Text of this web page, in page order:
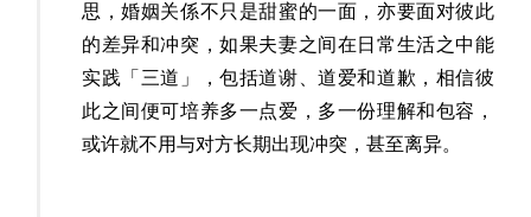
思，婚姻关係不只是甜蜜的一面，亦要面对彼此
的差异和冲突，如果夫妻之间在日常生活之中能
实践 「 三道 」，包括道谢 、道爱和道歉，相信彼
此之间便可培养多一点爱，多一份理解和包容，
或许就不用与对方长期出现冲突，甚至离异。